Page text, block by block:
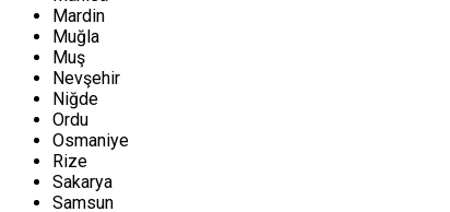
Mardin
Muğla
Muş
Nevşehir
Niğde
Ordu
Osmaniye
Rize
Sakarya
Samsun